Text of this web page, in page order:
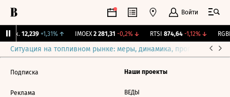
Войти
Бирж. 12,239 +1,31%↑ IMOEX 2 281,31 -0,2%↓ RTSI 874,64 -1,12%↓ RGBI
Ситуация на топливном рынке: меры, динамика, прогнозы
Подписка
Реклама
Наши проекты
ВЕДЫ